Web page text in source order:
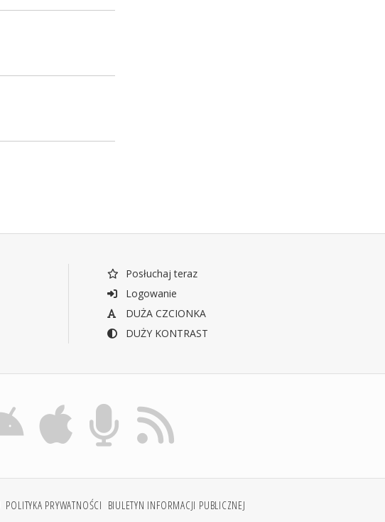
Posłuchaj teraz
Logowanie
DUŻA CZCIONKA
DUŻY KONTRAST
POLITYKA PRYWATNOŚCI BIULETYN INFORMACJI PUBLICZNEJ